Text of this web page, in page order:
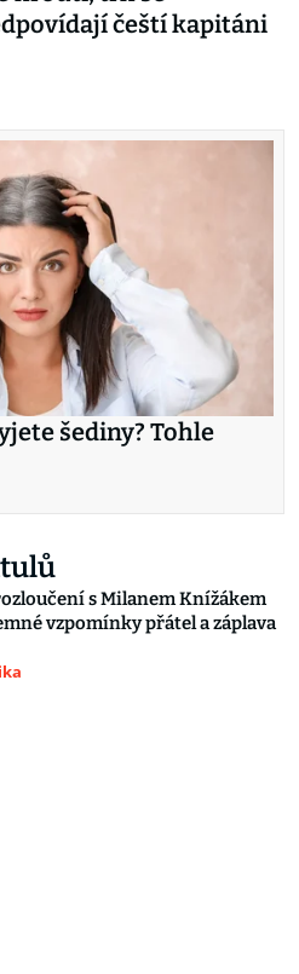
čeští kapitáni
šediny? Tohle
s Milanem Knížákem
vzpomínky přátel a záplava